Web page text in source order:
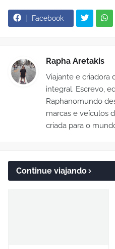
Facebook
Rapha Aretakis
Viajante e
integral. Escrevo,
Raphanomundo
marcas e veículos
criada para o
Continue viajando